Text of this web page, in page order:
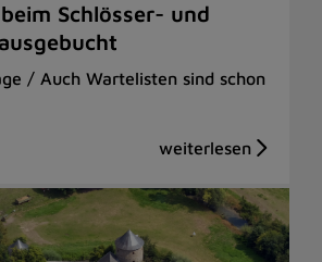
Schlösser- und
/ Auch Wartelisten sind schon